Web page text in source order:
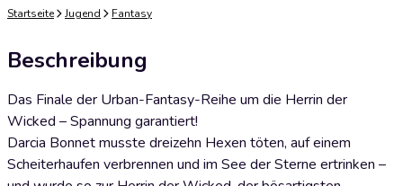
Startseite Jugend Fantasy
Beschreibung
Das Finale der Urban-Fantasy-Reihe um die Herrin der
Wicked – Spannung garantiert!
Darcia Bonnet musste dreizehn Hexen töten, auf einem
Scheiterhaufen verbrennen und im See der Sterne ertrinken –